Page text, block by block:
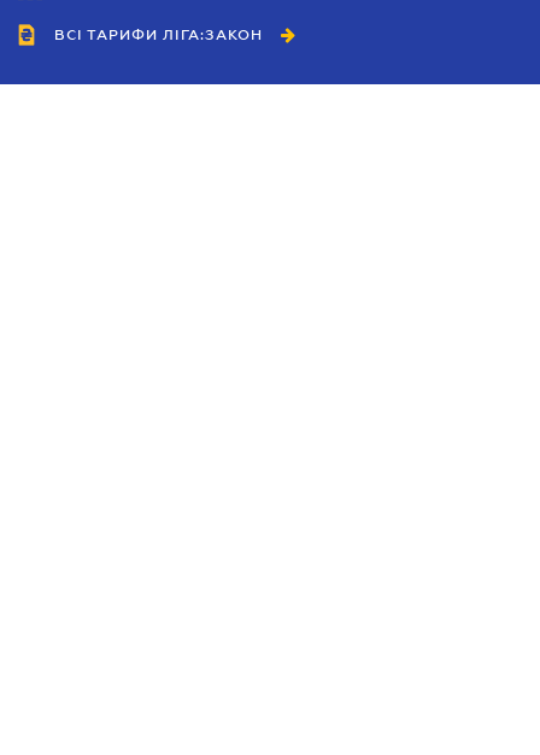
ВСІ ТАРИФИ ЛІГА:ЗАКОН